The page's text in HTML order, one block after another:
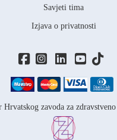
Hrvatskog zavoda za
Savjeti tima
Izjava o privatnosti